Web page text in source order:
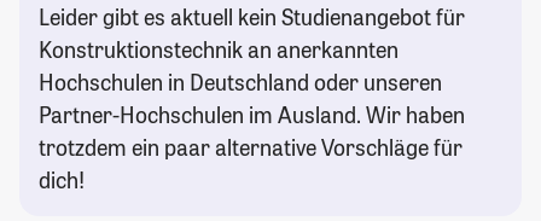
Leider gibt es aktuell kein Studienangebot für
Konstruktionstechnik an anerkannten
Hochschulen in Deutschland oder unseren
Partner-Hochschulen im Ausland. Wir haben
trotzdem ein paar alternative Vorschläge für
dich!